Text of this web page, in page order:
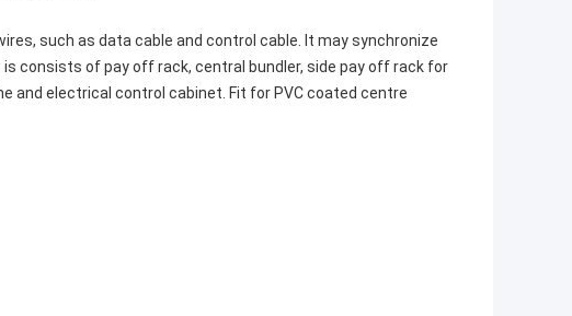
such as data cable and control cable. It may synchronize
consists of pay off rack, central bundler, side pay off rack for
and electrical control cabinet. Fit for PVC coated centre